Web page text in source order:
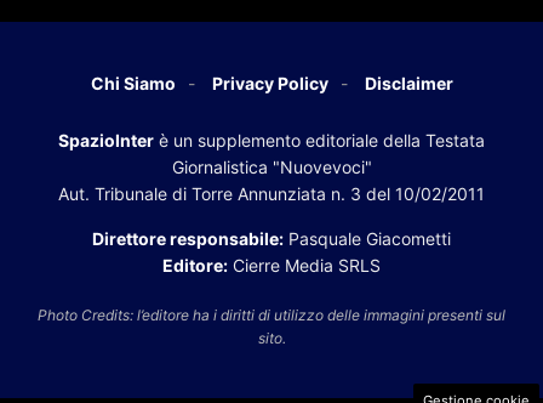
Chi Siamo Privacy Policy Disclaimer
SpazioInter è un supplemento editoriale della Testata
Giornalistica "Nuovevoci"
Aut. Tribunale di Torre Annunziata n. 3 del 10/02/2011
Direttore responsabile: Pasquale Giacometti
Editore: Cierre Media SRLS
Photo Credits: l’editore ha i diritti di utilizzo delle immagini presenti sul
sito.